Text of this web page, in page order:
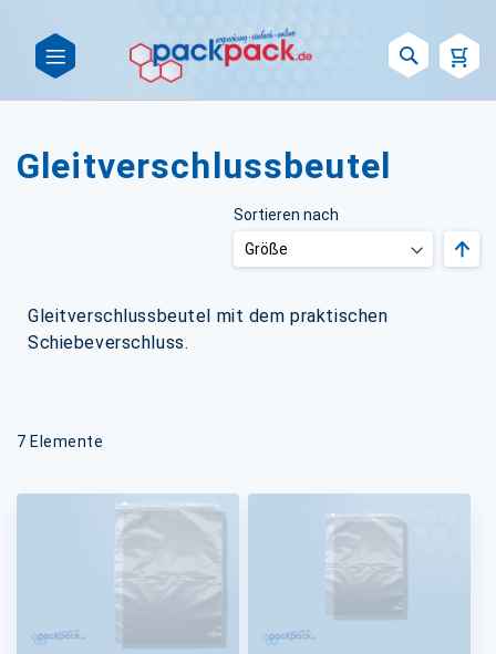
Gleitverschlussbeutel
Gleitverschlussbeutel mit dem praktischen
Schiebeverschluss.
7 Elemente
Sortieren nach